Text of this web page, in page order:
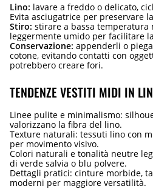
Lino: lavare a freddo o delicato,
Evita asciugatrice per preservare
Stiro: stirare a bassa temperatura
leggermente umido per facilitare
Conservazione: appenderli o
cotone, evitando contatti con
potrebbero creare fori.
TENDENZE VESTITI MIDI IN
Linee pulite e minimalismo:
valorizzano la fibra del lino.
Texture naturali: tessuti lino con
per movimento visivo.
Colori naturali e tonalità neutre
di verde salvia o blu polvere.
Dettagli pratici: cinture morbide,
moderni per maggiore versatilità.